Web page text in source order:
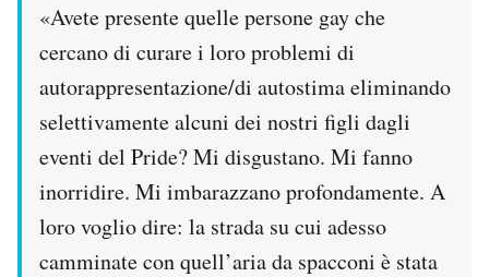
«Avete presente quelle persone gay che
cercano di curare i loro problemi di
autorappresentazione/di autostima eliminando
selettivamente alcuni dei nostri figli dagli
eventi del Pride? Mi disgustano. Mi fanno
inorridire. Mi imbarazzano profondamente. A
loro voglio dire: la strada su cui adesso
camminate con quell’aria da spacconi è stata